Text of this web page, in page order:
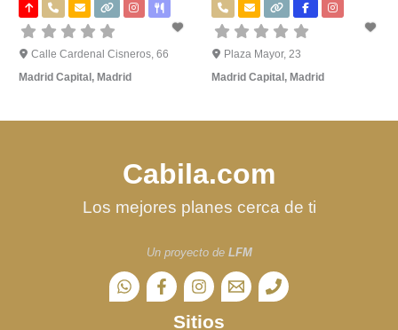
Calle Cardenal Cisneros, 66
Madrid Capital, Madrid
Plaza Mayor, 23
Madrid Capital,Madrid
Cabila.com
Los mejores planes cerca de ti
Un proyecto de LFM
Sitios